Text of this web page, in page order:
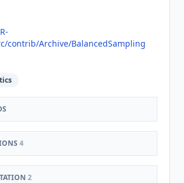
contrib/Archive/BalancedSampling
4
2